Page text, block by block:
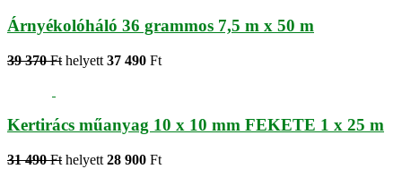
Árnyékolóháló 36 grammos 7,5 m x 50 m
39 370 Ft helyett 37 490 Ft
Kertirács műanyag 10 x 10 mm FEKETE 1 x 25 m
31 490 Ft helyett 28 900 Ft